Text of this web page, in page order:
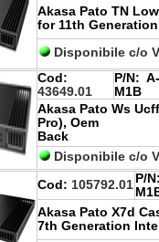
Akasa Pato TN
for 11th
Disponibile c/o
Cod:
43649.01
P/N:
M1B
Akasa Pato Ws
Pro), Oem
Back
Disponibile c/o
Cod: 105792.01 P/
Akasa Pato X7d
7th Generation